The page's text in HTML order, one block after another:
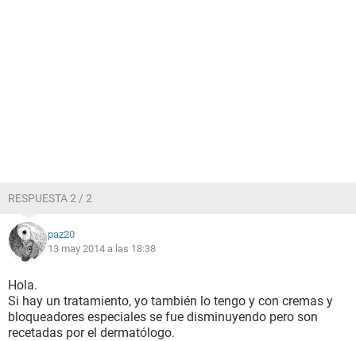
RESPUESTA 2 / 2
paz20
13 may 2014 a las 18:38
Hola.
Si hay un tratamiento, yo también lo tengo y con cremas y
bloqueadores especiales se fue disminuyendo pero son
recetadas por el dermatólogo.